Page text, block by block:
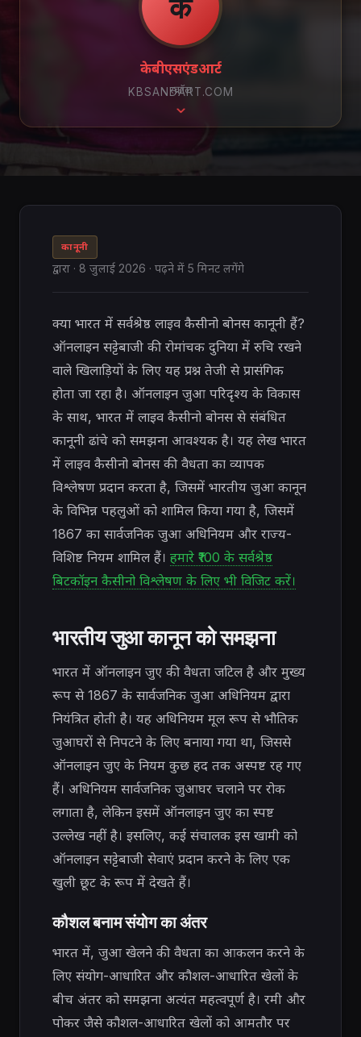
केबीएसएंडआर्ट
KBSANDART.COM
स्क्रॉल
कानूनी
द्वारा · 8 जुलाई 2026 · पढ़ने में 5 मिनट लगेंगे
क्या भारत में सर्वश्रेष्ठ लाइव कैसीनो बोनस कानूनी हैं?
ऑनलाइन सट्टेबाजी की रोमांचक दुनिया में रुचि रखने
वाले खिलाड़ियों के लिए यह प्रश्न तेजी से प्रासंगिक
होता जा रहा है। ऑनलाइन जुआ परिदृश्य के विकास
के साथ, भारत में लाइव कैसीनो बोनस से संबंधित
कानूनी ढांचे को समझना आवश्यक है। यह लेख भारत
में लाइव कैसीनो बोनस की वैधता का व्यापक
विश्लेषण प्रदान करता है, जिसमें भारतीय जुआ कानून
के विभिन्न पहलुओं को शामिल किया गया है, जिसमें
1867 का सार्वजनिक जुआ अधिनियम और राज्य-
विशिष्ट नियम शामिल हैं। हमारे ₹100 के सर्वश्रेष्ठ
बिटकॉइन कैसीनो विश्लेषण के लिए भी विजिट करें।
भारतीय जुआ कानून को समझना
भारत में ऑनलाइन जुए की वैधता जटिल है और मुख्य
रूप से 1867 के सार्वजनिक जुआ अधिनियम द्वारा
नियंत्रित होती है। यह अधिनियम मूल रूप से भौतिक
जुआघरों से निपटने के लिए बनाया गया था, जिससे
ऑनलाइन जुए के नियम कुछ हद तक अस्पष्ट रह गए
हैं। अधिनियम सार्वजनिक जुआघर चलाने पर रोक
लगाता है, लेकिन इसमें ऑनलाइन जुए का स्पष्ट
उल्लेख नहीं है। इसलिए, कई संचालक इस खामी को
ऑनलाइन सट्टेबाजी सेवाएं प्रदान करने के लिए एक
खुली छूट के रूप में देखते हैं।
कौशल बनाम संयोग का अंतर
भारत में, जुआ खेलने की वैधता का आकलन करने के
लिए संयोग-आधारित और कौशल-आधारित खेलों के
बीच अंतर को समझना अत्यंत महत्वपूर्ण है। रमी और
पोकर जैसे कौशल-आधारित खेलों को आमतौर पर